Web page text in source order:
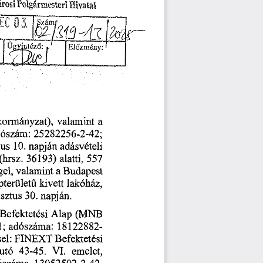
Polgármesteri Hivatal
Előzmény:
valamint a
25282256-2-42;
10. napján adásvételi
(hrsz. 36193) alatti, 557
valamint a Budapest
kivett lakóház,
30. napján.
Befektetési Alap (MNB
adószáma: 18122882-
FINEXT Befektetési
43-45. VI. emelet,